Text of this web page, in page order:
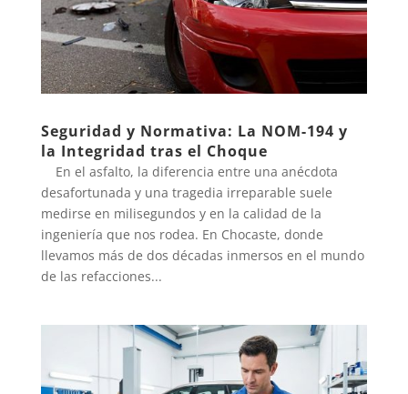
Seguridad y Normativa: La NOM-194 y
la Integridad tras el Choque
En el asfalto, la diferencia entre una anécdota
desafortunada y una tragedia irreparable suele
medirse en milisegundos y en la calidad de la
ingeniería que nos rodea. En Chocaste, donde
llevamos más de dos décadas inmersos en el mundo
de las refacciones...